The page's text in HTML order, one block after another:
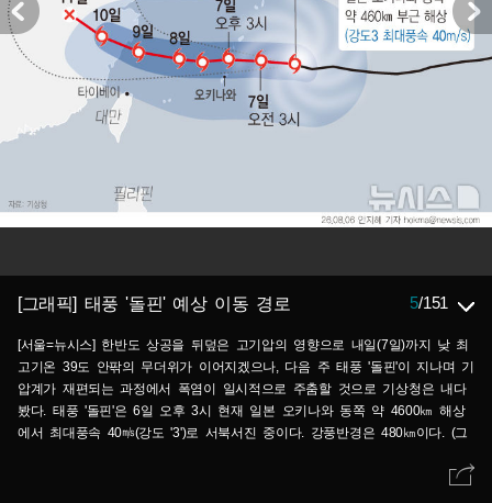
[그래픽] 태풍 '돌핀' 예상 이동 경로 5/151
[서울=뉴시스] 한반도 상공을 뒤덮은 고기압의 영향으로 내일(7일)까지 낮 최
고기온 39도 안팎의 무더위가 이어지겠으나, 다음 주 태풍 '돌핀'이 지나며 기
압계가 재편되는 과정에서 폭염이 일시적으로 주춤할 것으로 기상청은 내다
봤다. 태풍 '돌핀'은 6일 오후 3시 현재 일본 오키나와 동쪽 약 4600㎞ 해상
에서 최대풍속 40㎧(강도 '3')로 서북서진 중이다. 강풍반경은 480㎞이다. (그